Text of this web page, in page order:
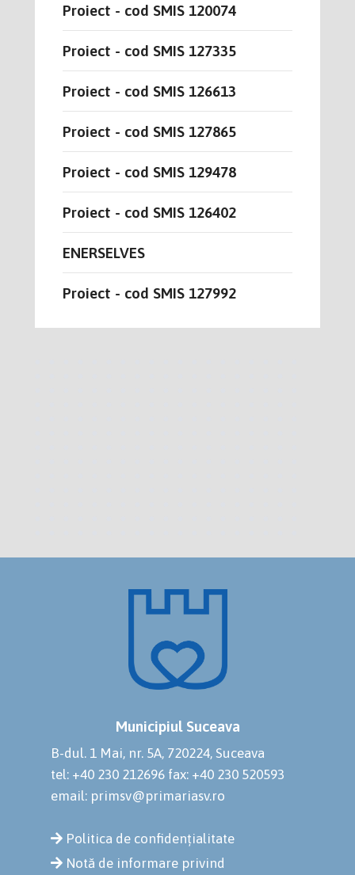
Proiect - cod SMIS 120074
Proiect - cod SMIS 127335
Proiect - cod SMIS 126613
Proiect - cod SMIS 127865
Proiect - cod SMIS 129478
Proiect - cod SMIS 126402
ENERSELVES
Proiect - cod SMIS 127992
Municipiul Suceava
B-dul. 1 Mai, nr. 5A, 720224, Suceava
tel: +40 230 212696 fax: +40 230 520593
email: primsv@primariasv.ro
Politica de confidențialitate
Notă de informare privind